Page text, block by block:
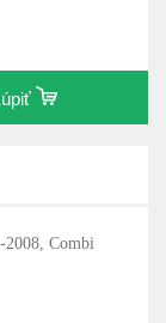
2008, Combi